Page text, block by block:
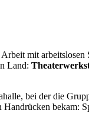
mit
Land:
bei der die
bekam: